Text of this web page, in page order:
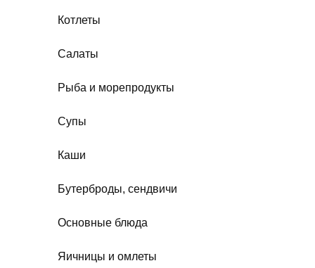
Котлеты
Салаты
Рыба и морепродукты
Супы
Каши
Бутерброды, сендвичи
Основные блюда
Яичницы и омлеты